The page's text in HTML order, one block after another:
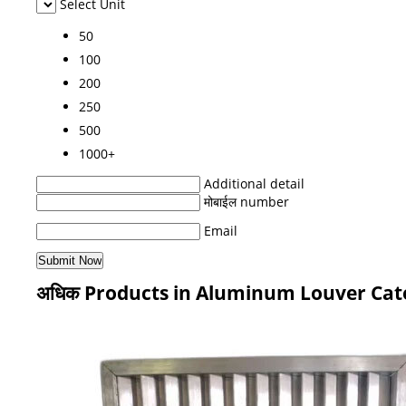
Select Unit
50
100
200
250
500
1000+
Additional detail
मोबाईल number
Email
अधिक Products in Aluminum Louver